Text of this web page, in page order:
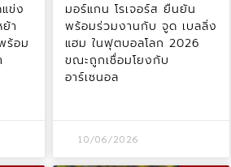
ข่ง
า
ร้อม
มอร์แกน โรเจอร์ส ยืนยัน
พร้อมร่วมงานกับ จูด เบลลิ่ง
แฮม ในฟุตบอลโลก 2026
ขณะถูกเชื่อมโยงกับ
อาร์เซนอล
10/06/2026